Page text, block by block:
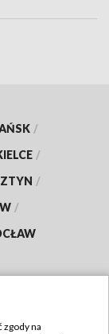
/
/
/
/
zgody na